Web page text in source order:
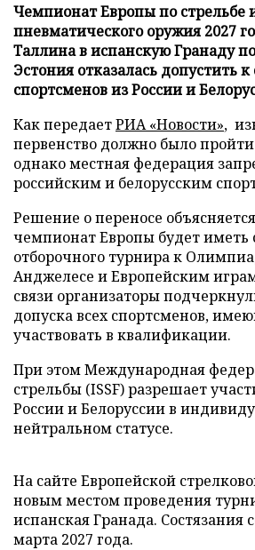
Чемпионат Европы по стрельбе
пневматического оружия 2027
Таллина в испанскую Гранаду
Эстония отказалась допустить
спортсменов из России и
Как передаетРИА «Новости»,
первенство должно было
однако местная федерация
российским и белорусским
Решение о переносе
чемпионат Европы будет иметь
отборочного турнира к
Анджелесе и Европейским
связи организаторы
допуска всех спортсменов,
участвовать в квалификации.
При этом Международная
стрельбы (ISSF) разрешает
России и Белоруссии в
нейтральном статусе.
На сайте Европейской
новым местом проведения
испанская Гранада. Состязания
марта 2027 года.